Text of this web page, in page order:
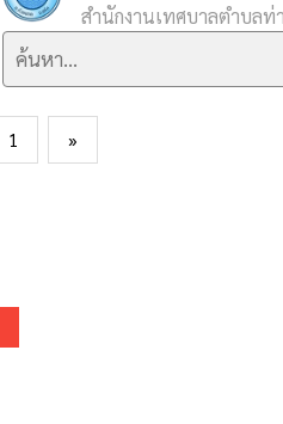
สำนักงานเทศบาลตำบลท่
1 »